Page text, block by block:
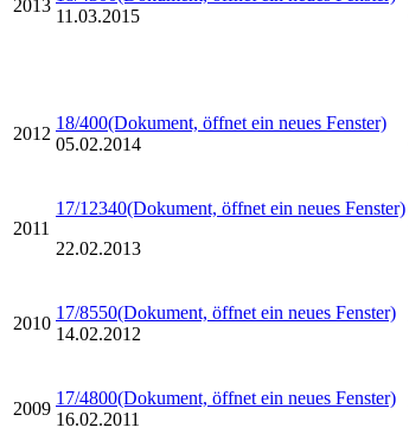
2013
11.03.2015
2012
18/400(Dokument, öffnet ein neues Fenster)
05.02.2014
2011
17/12340(Dokument, öffnet ein neues Fenster)
22.02.2013
2010
17/8550(Dokument, öffnet ein neues Fenster)
14.02.2012
2009
17/4800(Dokument, öffnet ein neues Fenster)
16.02.2011